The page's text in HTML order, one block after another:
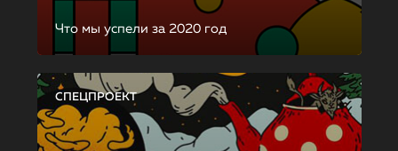
Что мы успели за 2020 год
СПЕЦПРОЕКТ